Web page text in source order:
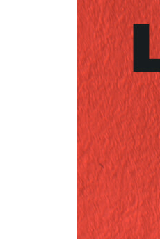
참고 문헌
사진 출처
찾아보기